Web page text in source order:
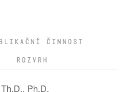
ČINNOST
ROZVRH
Ph.D.